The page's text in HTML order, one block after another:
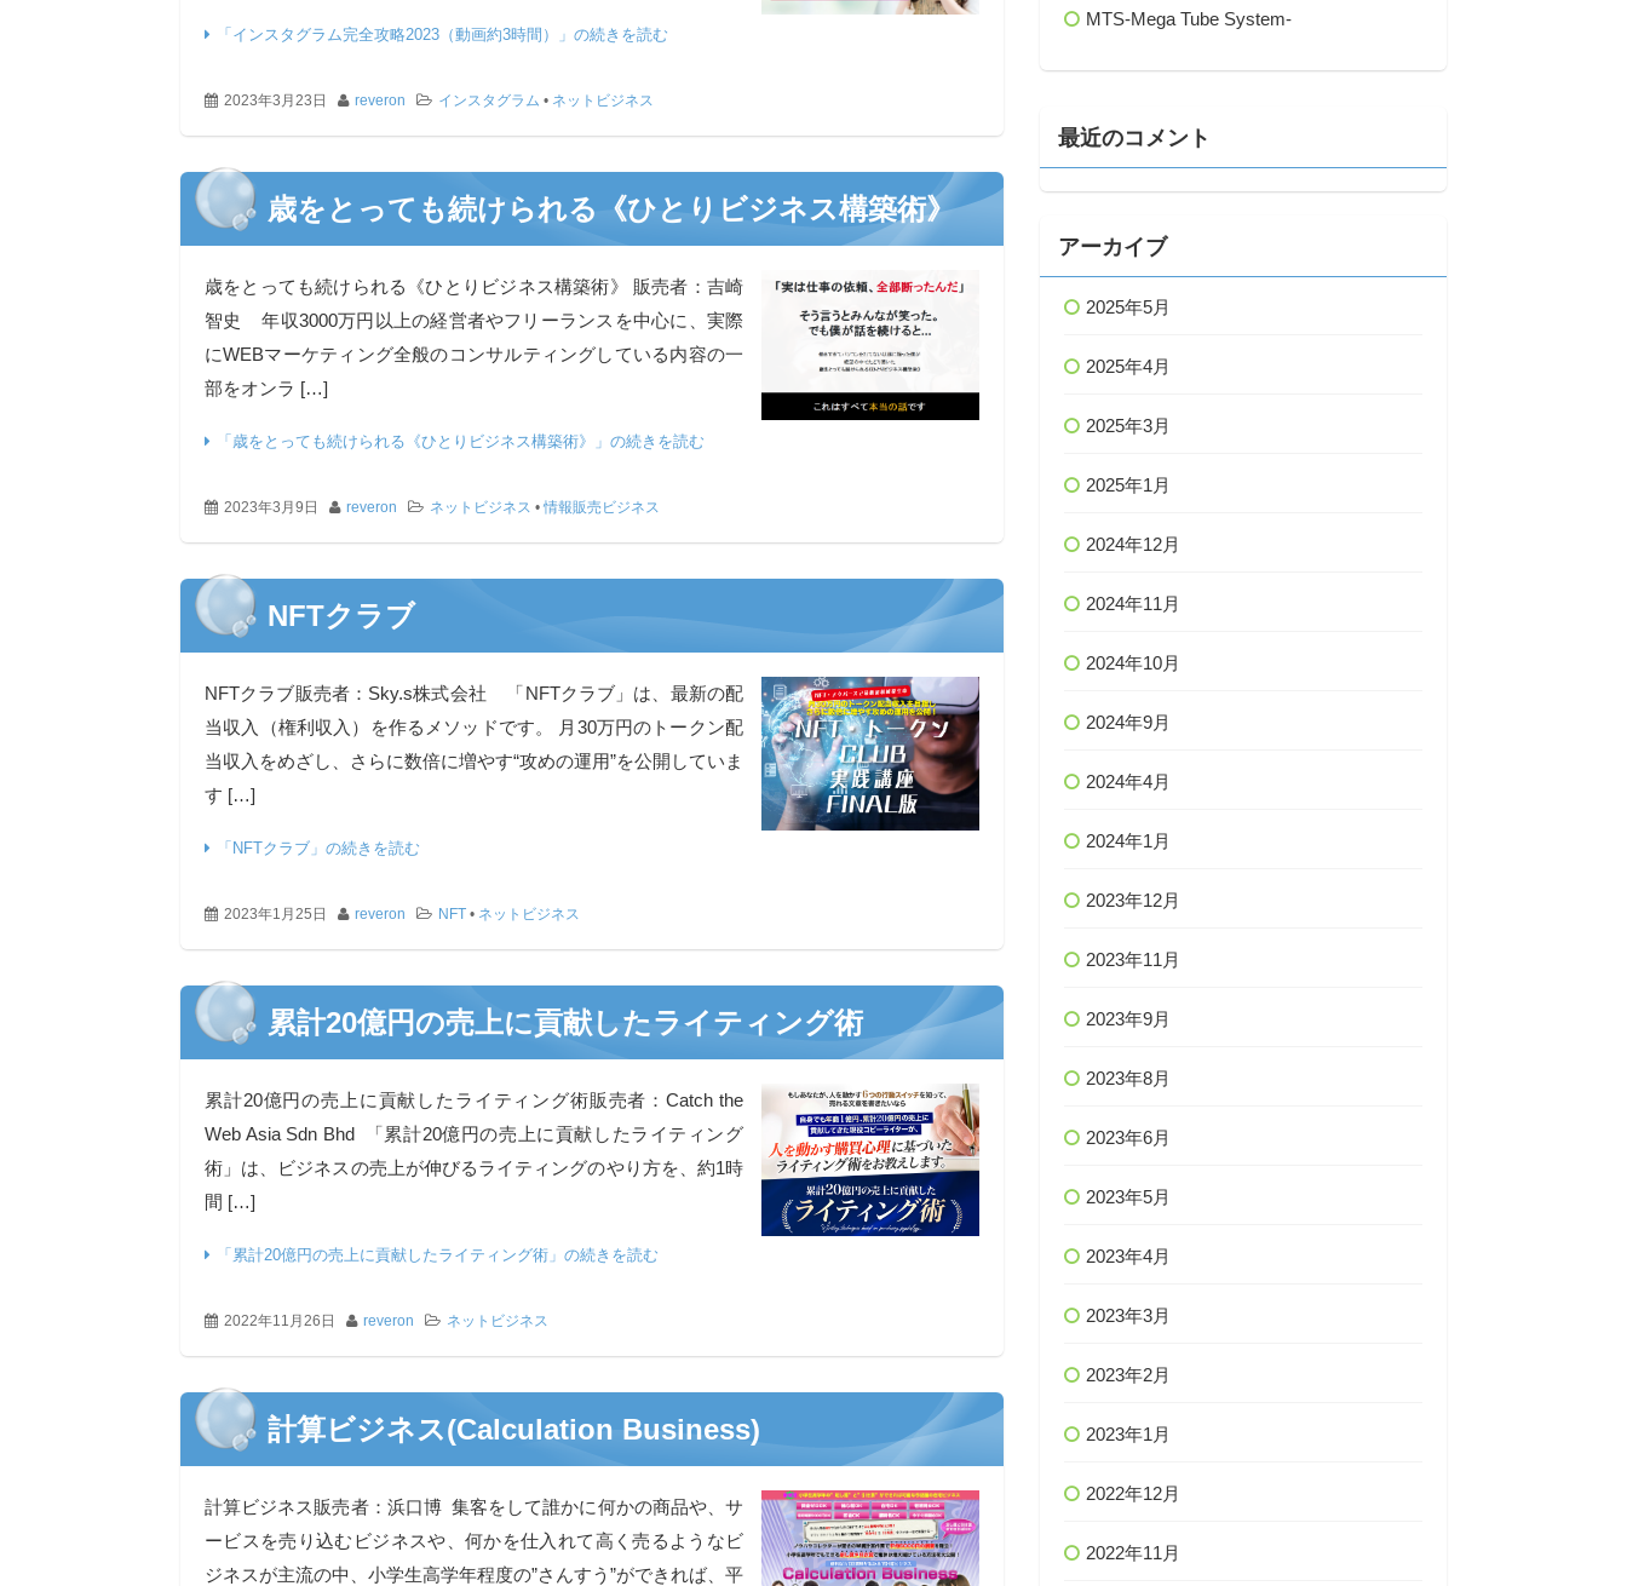
「インスタグラム完全攻略2023（動画約3時間）」の続きを読む
2023年3月23日 reveron インスタグラム • ネットビジネス
歳をとっても続けられる《ひとりビジネス構築術》
歳をとっても続けられる《ひとりビジネス構築術》 販売者：吉崎
智史 年収3000万円以上の経営者やフリーランスを中心に、実際
にWEBマーケティング全般のコンサルティングしている内容の一
部をオンラ […]
「歳をとっても続けられる《ひとりビジネス構築術》」の続きを読む
2023年3月9日 reveron ネットビジネス •情報販売ビジネス
NFTクラブ
NFTクラブ販売者：Sky.s株式会社 「NFTクラブ」は、最新の配
当収入（権利収入）を作るメソッドです。 月30万円のトークン配
当収入をめざし、さらに数倍に増やす“攻めの運用”を公開していま
す […]
「NFTクラブ」の続きを読む
2023年1月25日 reveron NFT • ネットビジネス
累計20億円の売上に貢献したライティング術
累計20億円の売上に貢献したライティング術販売者：Catch the
Web Asia Sdn Bhd 「累計20億円の売上に貢献したライティング
術」は、ビジネスの売上が伸びるライティングのやり方を、約1時
間 […]
「累計20億円の売上に貢献したライティング術」の続きを読む
2022年11月26日 reveron ネットビジネス
計算ビジネス(Calculation Business)
計算ビジネス販売者：浜口博 集客をして誰かに何かの商品や、サ
ービスを売り込むビジネスや、何かを仕入れて高く売るようなビ
ジネスが主流の中、小学生高学年程度の”さんすう”ができれば、平
MTS-Mega Tube System-
最近のコメント
アーカイブ
2025年5月
2025年4月
2025年3月
2025年1月
2024年12月
2024年11月
2024年10月
2024年9月
2024年4月
2024年1月
2023年12月
2023年11月
2023年9月
2023年8月
2023年6月
2023年5月
2023年4月
2023年3月
2023年2月
2023年1月
2022年12月
2022年11月